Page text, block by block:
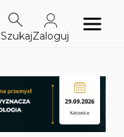
SzukajZaloguj